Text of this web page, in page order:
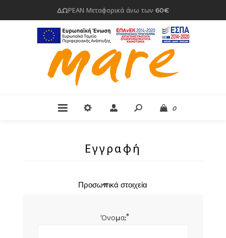
ΔΩΡΕΑΝ Μεταφορικά άνω των 60€
0
Εγγραφή
Προσωπικά στοιχεία
Όνομα:*